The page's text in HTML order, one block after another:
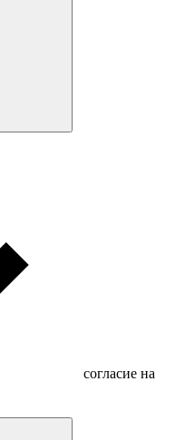
согласие на